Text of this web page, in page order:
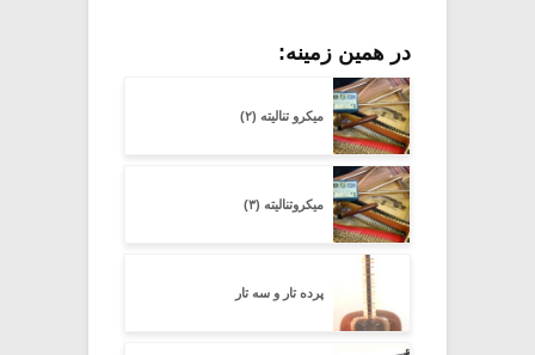
در همین زمینه:
میکرو تنالیته (۲)
میکروتنالیته (۳)
پرده تار و سه تار